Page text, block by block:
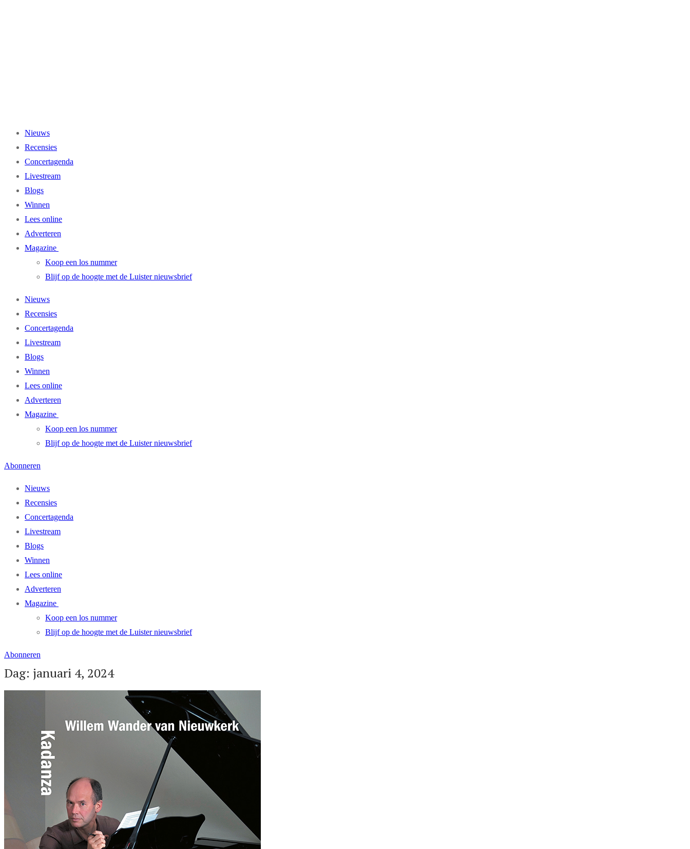
Nieuws
Recensies
Concertagenda
Livestream
Blogs
Winnen
Lees online
Adverteren
Magazine
Koop een los nummer
Blijf op de hoogte met de Luister nieuwsbrief
Nieuws
Recensies
Concertagenda
Livestream
Blogs
Winnen
Lees online
Adverteren
Magazine
Koop een los nummer
Blijf op de hoogte met de Luister nieuwsbrief
Abonneren
Nieuws
Recensies
Concertagenda
Livestream
Blogs
Winnen
Lees online
Adverteren
Magazine
Koop een los nummer
Blijf op de hoogte met de Luister nieuwsbrief
Abonneren
Dag: januari 4, 2024